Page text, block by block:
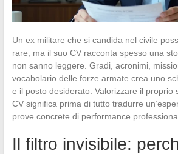
Un ex militare che si candida nel civile
rare, ma il suo CV racconta spesso una
non sanno leggere. Gradi, acronimi,
vocabolario delle forze armate crea uno
e il posto desiderato. Valorizzare il proprio
CV significa prima di tutto tradurre
prove concrete di performance
Il filtro invisibile: